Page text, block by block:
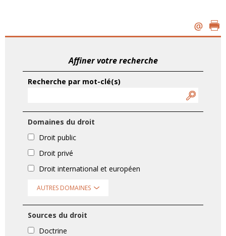
Affiner votre recherche
Recherche par mot-clé(s)
Domaines du droit
Droit public
Droit privé
Droit international et européen
AUTRES DOMAINES
Sources du droit
Doctrine